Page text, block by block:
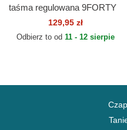
taśma regulowana 9FORTY
The League San Antonio
Spurs NBA New Era
129,95 zł
Odbierz to od 11 - 12 sierpie